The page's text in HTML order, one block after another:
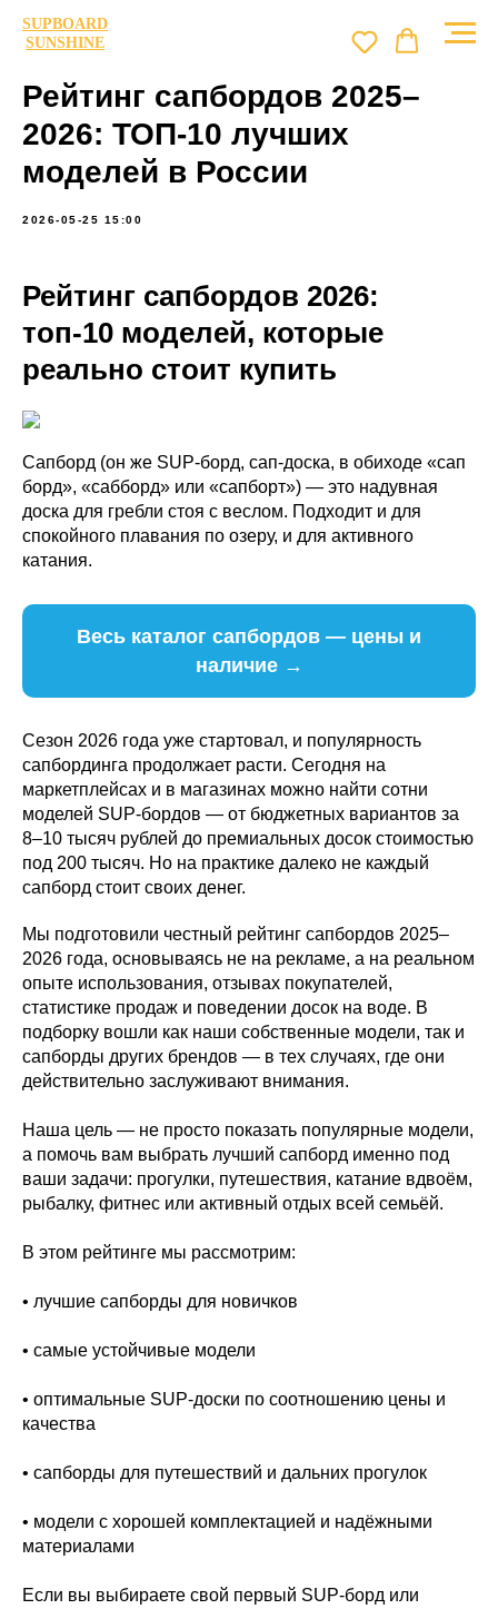
SUPBOARD
SUNSHINE
Рейтинг сапбордов 2025–
2026: ТОП-10 лучших
моделей в России
2026-05-25 15:00
Рейтинг сапбордов 2026:
топ-10 моделей, которые
реально стоит купить
Сапборд (он же SUP-борд, сап-доска, в обиходе «сап
борд», «сабборд» или «сапборт») — это надувная
доска для гребли стоя с веслом. Подходит и для
спокойного плавания по озеру, и для активного
катания.
Весь каталог сапбордов — цены и
наличие →
Сезон 2026 года уже стартовал, и популярность
сапбординга продолжает расти. Сегодня на
маркетплейсах и в магазинах можно найти сотни
моделей SUP-бордов — от бюджетных вариантов за
8–10 тысяч рублей до премиальных досок стоимостью
под 200 тысяч. Но на практике далеко не каждый
сапборд стоит своих денег.
Мы подготовили честный рейтинг сапбордов 2025–
2026 года, основываясь не на рекламе, а на реальном
опыте использования, отзывах покупателей,
статистике продаж и поведении досок на воде. В
подборку вошли как наши собственные модели, так и
сапборды других брендов — в тех случаях, где они
действительно заслуживают внимания.
Наша цель — не просто показать популярные модели,
а помочь вам выбрать лучший сапборд именно под
ваши задачи: прогулки, путешествия, катание вдвоём,
рыбалку, фитнес или активный отдых всей семьёй.
В этом рейтинге мы рассмотрим:
• лучшие сапборды для новичков
• самые устойчивые модели
• оптимальные SUP-доски по соотношению цены и
качества
• сапборды для путешествий и дальних прогулок
• модели с хорошей комплектацией и надёжными
материалами
Если вы выбираете свой первый SUP-борд или